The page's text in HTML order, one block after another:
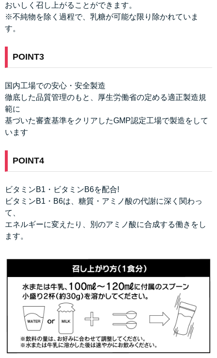
おいしく召し上がることができます。
※不純物を除く過程で、乳糖が可能な限り除かれていま
す。
POINT3
国内工場での安心・安全製造
徹底した品質管理のもと、厚生労働省の定める適正製造規
範に
基づいた審査基準をクリアしたGMP認定工場で製造をして
います
POINT4
ビタミンB1・ビタミンB6を配合!
ビタミンB1・B6は、糖質・アミノ酸の代謝に深く関わっ
て、
エネルギーに変えたり、別のアミノ酸に合成する働きをし
ます。